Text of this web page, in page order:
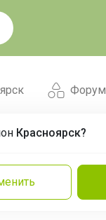
Форум
Красноярск?